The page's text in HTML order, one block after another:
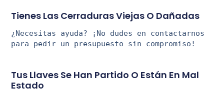
Tienes Las Cerraduras Viejas O Dañadas
¿Necesitas ayuda? ¡No dudes en
contactarnos
para pedir un presupuesto sin compromiso !
Tus Llaves Se Han Partido O Están En Mal
Estado